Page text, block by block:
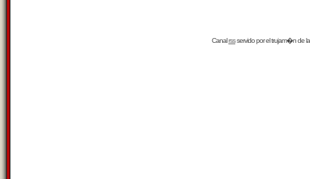
Canalrssservido por eltrujam�nde